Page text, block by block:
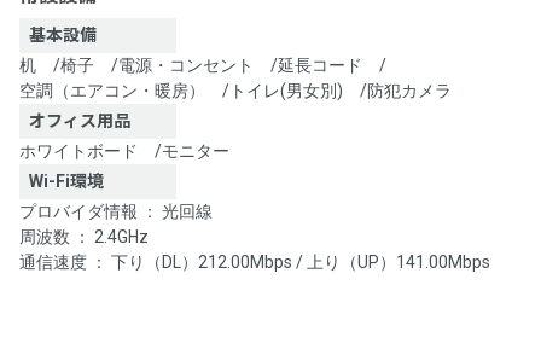
基本設備
机 /椅子 /電源・コンセント /延長コード
/
空調（エアコン・暖房）
/ トイレ(男女別) /防犯カメラ
オフィス用品
ホワイトボード
/モニター
Wi-Fi環境
プロバイダ情報 ： 光回線
周波数 ： 2.4GHz
通信速度 ： 下り（DL）212.00Mbps / 上り（UP）141.00Mbps